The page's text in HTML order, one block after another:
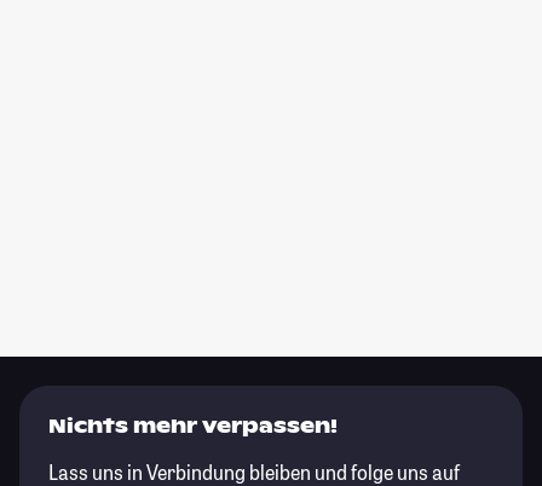
Nichts mehr verpassen!
Lass uns in Verbindung bleiben und folge uns auf